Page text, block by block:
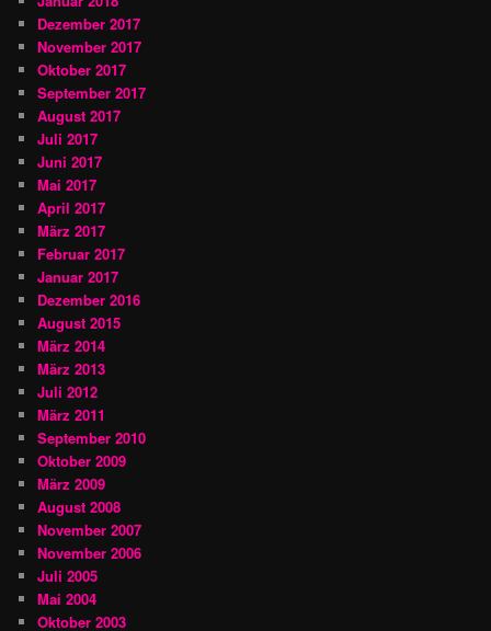
Dezember 2017
November 2017
Oktober 2017
September 2017
August 2017
Juli 2017
Juni 2017
Mai 2017
April 2017
März 2017
Februar 2017
Januar 2017
Dezember 2016
August 2015
März 2014
März 2013
Juli 2012
März 2011
September 2010
Oktober 2009
März 2009
August 2008
November 2007
November 2006
Juli 2005
Mai 2004
Oktober 2003